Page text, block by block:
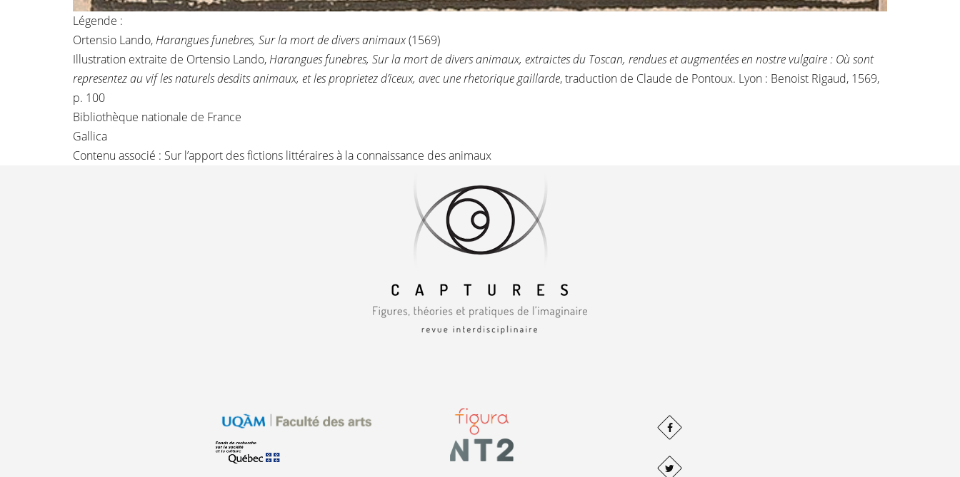
Légende :
Ortensio Lando,Harangues funebres, Sur la mort de divers animaux(1569)
Illustration extraite de Ortensio Lando,Harangues funebres, Sur la mort de divers animaux, extraictes du Toscan, rendues et augmentées en nostre vulgaire : Où sont
representez au vif les naturels desdits animaux, et les proprietez d’iceux, avec une rhetorique gaillarde, traduction de Claude de Pontoux. Lyon : Benoist Rigaud, 1569,
p. 100
Bibliothèque nationale de France
Gallica
Contenu associé : Sur l’apport des fictions littéraires à la connaissance des animaux